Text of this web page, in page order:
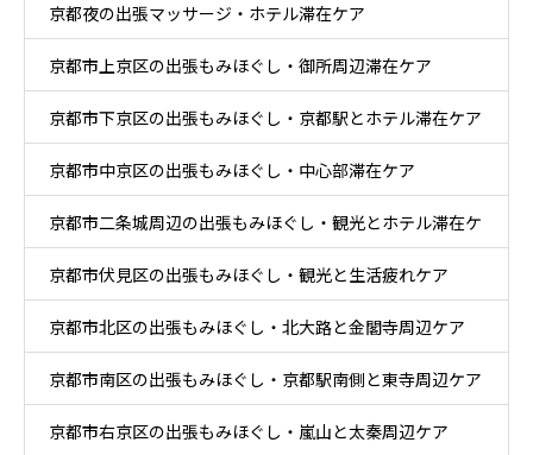
京都夜の出張マッサージ・ホテル滞在ケア
京都市上京区の出張もみほぐし・御所周辺滞在ケア
京都市下京区の出張もみほぐし・京都駅とホテル滞在ケア
京都市中京区の出張もみほぐし・中心部滞在ケア
京都市二条城周辺の出張もみほぐし・観光とホテル滞在ケ
ア
京都市伏見区の出張もみほぐし・観光と生活疲れケア
京都市北区の出張もみほぐし・北大路と金閣寺周辺ケア
京都市南区の出張もみほぐし・京都駅南側と東寺周辺ケア
京都市右京区の出張もみほぐし・嵐山と太秦周辺ケア